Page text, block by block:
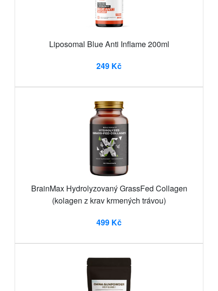
Liposomal Blue Anti Inflame 200ml
249 Kč
BrainMax Hydrolyzovaný GrassFed Collagen
(kolagen z krav krmených trávou)
499 Kč